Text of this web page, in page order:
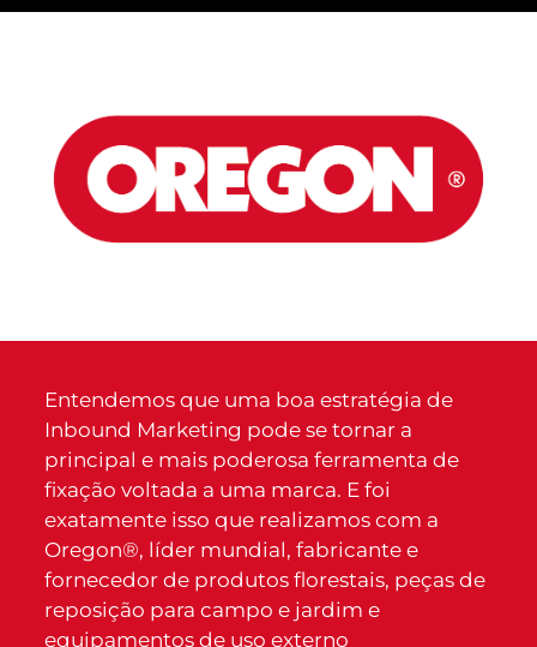
Entendemos que uma boa estratégia de
Inbound Marketing pode se tornar a
principal e mais poderosa ferramenta de
fixação voltada a uma marca. E foi
exatamente isso que realizamos com a
Oregon®, líder mundial, fabricante e
fornecedor de produtos florestais, peças de
reposição para campo e jardim e
equipamentos de uso externo